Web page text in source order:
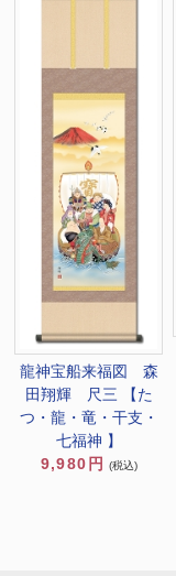
龍神宝船来福図 森
田翔輝 尺三 【た
つ・龍・竜・干支・
七福神 】
9,980円 (税込)